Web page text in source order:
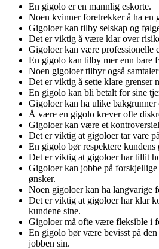
En gigolo er en mannlig eskorte.
Noen kvinner foretrekker å ha en
Gigoloer kan tilby selskap og
Det er viktig å være klar over
Gigoloer kan være professionelle
En gigolo kan tilby mer enn bare
Noen gigoloer tilbyr også
Det er viktig å sette klare grenser
En gigolo kan bli betalt for sine
Gigoloer kan ha ulike
Å være en gigolo krever ofte
Gigoloer kan være et
Det er viktig at gigoloer tar vare
En gigolo bør respektere kundens
Det er viktig at gigoloer har tillit
Gigoloer kan jobbe på
ønsker.
Noen gigoloer kan ha langvarige
Det er viktig at gigoloer har klar
kundene sine.
Gigoloer må ofte være fleksible i
En gigolo bør være bevisst på den
jobben sin.